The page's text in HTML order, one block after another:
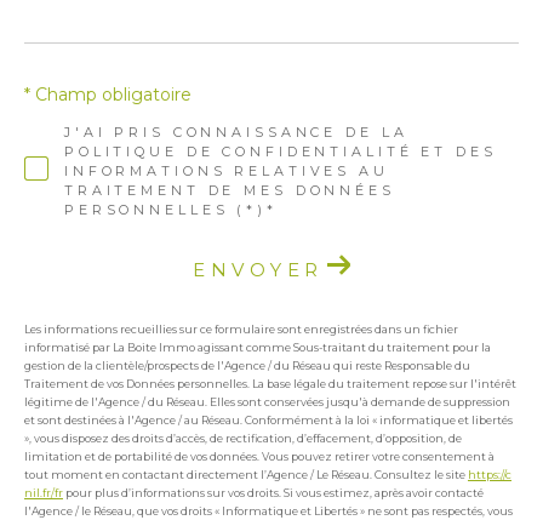
J'AI PRIS CONNAISSANCE DE LA
POLITIQUE DE CONFIDENTIALITÉ ET DES
INFORMATIONS RELATIVES AU
TRAITEMENT DE MES DONNÉES
PERSONNELLES (*)*
* Champ obligatoire
ENVOYER
Les informations recueillies sur ce formulaire sont enregistrées dans un fichier
informatisé par La Boite Immo agissant comme Sous-traitant du traitement pour la
gestion de la clientèle/prospects de l'Agence / du Réseau qui reste Responsable du
Traitement de vos Données personnelles. La base légale du traitement repose sur l'intérêt
légitime de l'Agence / du Réseau. Elles sont conservées jusqu'à demande de suppression
et sont destinées à l'Agence / au Réseau. Conformément à la loi « informatique et libertés
», vous disposez des droits d’accès, de rectification, d’effacement, d’opposition, de
limitation et de portabilité de vos données. Vous pouvez retirer votre consentement à
tout moment en contactant directement l’Agence / Le Réseau. Consultez le site https://c
nil.fr/fr pour plus d’informations sur vos droits. Si vous estimez, après avoir contacté
l'Agence / le Réseau, que vos droits « Informatique et Libertés » ne sont pas respectés, vous